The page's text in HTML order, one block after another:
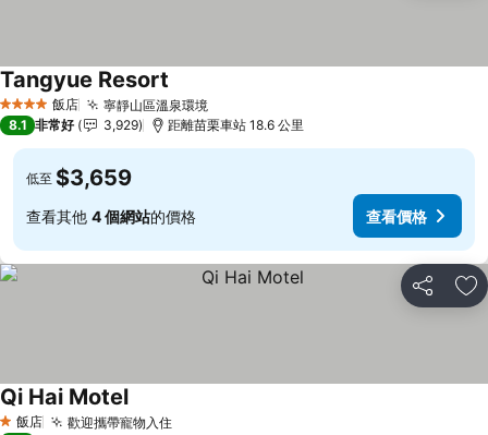
4 星級 飯店 寧靜山區溫泉環境查看價格
Tangyue Resort
8.1 非常好 3,929 距離苗栗車站 18.6 公里
低至 $3,659
查看其他 4 個網站的價格 查看價格
分享 加
1 星級
飯店 歡迎攜帶寵物入住查看價格
Qi Hai Motel查看價格